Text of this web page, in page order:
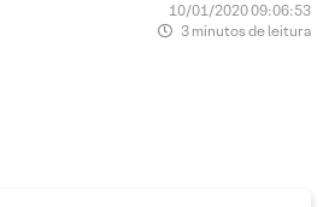
10/01/2020 09:06:53
3 minutos de leitura